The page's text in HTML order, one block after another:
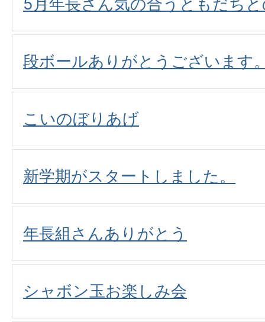
段ボールありがとうございます
こいのぼりあげ
新学期がスタートしました。
年長組さんありがとう
シャボン玉お楽しみ会